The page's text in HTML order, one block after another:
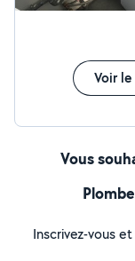
Voir
Vous
Inscrivez-vous